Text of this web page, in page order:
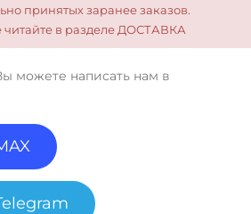
принятых заранее заказов.
читайте в разделе ДОСТАВКА
можете написать нам в